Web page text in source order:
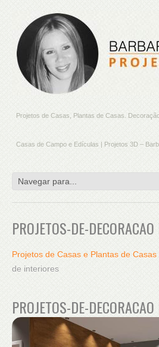
Projetos de Casas, Plantas de Casas.
Casas de Campo e Edículas | Projetos 3D –
PROJETOS-DE-
Projetos de Casas e Plantas de Casas
de interiores
PROJETOS-DE-